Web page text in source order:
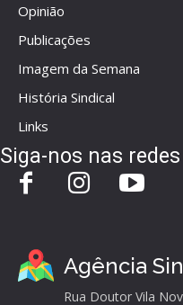
Opinião
Publicações
Imagem da Semana
História Sindical
Links
Siga-nos nas
Agência
Rua Doutor Vila